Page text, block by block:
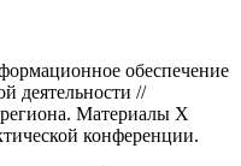
обеспечение
деятельности //
региона. Материалы Х
конференции.